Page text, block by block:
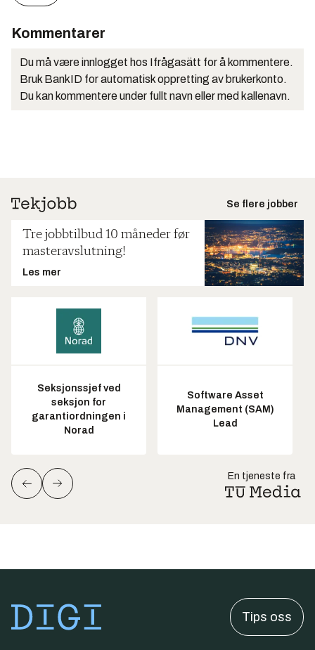
Kommentarer
Du må være innlogget hos Ifrågasätt for å kommentere.
Bruk BankID for automatisk oppretting av brukerkonto.
Du kan kommentere under fullt navn eller med kallenavn.
Se flere jobber
Tre jobbtilbud 10 måneder før
masteravslutning!
Les mer
Seksjonssjef ved
seksjon for
garantiordningen i
Norad
Software Asset
Management (SAM)
Lead
En tjeneste fra
Tips oss